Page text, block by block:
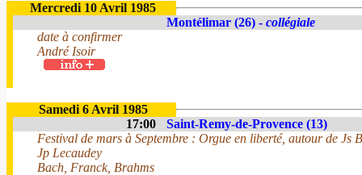
Mercredi 10 Avril 1985
Montélimar (26) - collégiale
date à confirmer
André Isoir
Samedi 6 Avril 1985
17:00
Saint-Remy-de-Provence (13)
Festival de mars à Septembre : Orgue en liberté, autour de Js
Jp Lecaudey
Bach, Franck, Brahms